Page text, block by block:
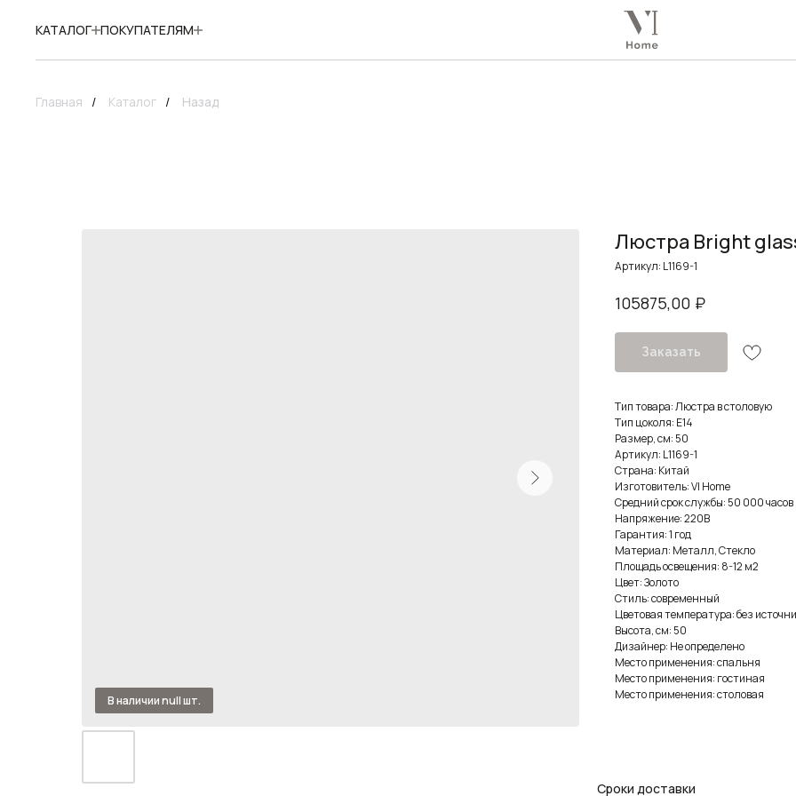
КАТАЛОГ ПОКУПАТЕЛЯМ
Главная / Каталог / Назад
Люстра Bright
Артикул: L1169-1
105875,00 ₽
Заказать
Тип товара: Люстра в столовую
Тип цоколя: E14
Размер, см: 50
Артикул: L1169-1
Страна: Китай
Изготовитель: VI Home
Средний срок службы: 50 000 часов
Напряжение: 220В
Гарантия: 1 год
Материал: Металл, Стекло
Площадь освещения: 8-12 м2
Цвет: Золото
Стиль: современный
Цветовая температура: без
Высота, см: 50
Дизайнер: Не определено
Место применения: спальня
Место применения: гостиная
Место применения: столовая
Сроки доставки